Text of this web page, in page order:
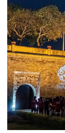
xã hội và du lịch”;
triển kinh tế di